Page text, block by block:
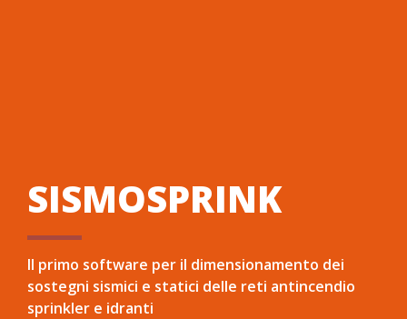
SISMOSPRINK
Il primo software per il dimensionamento dei
sostegni sismici e statici delle reti antincendio
sprinkler e idranti